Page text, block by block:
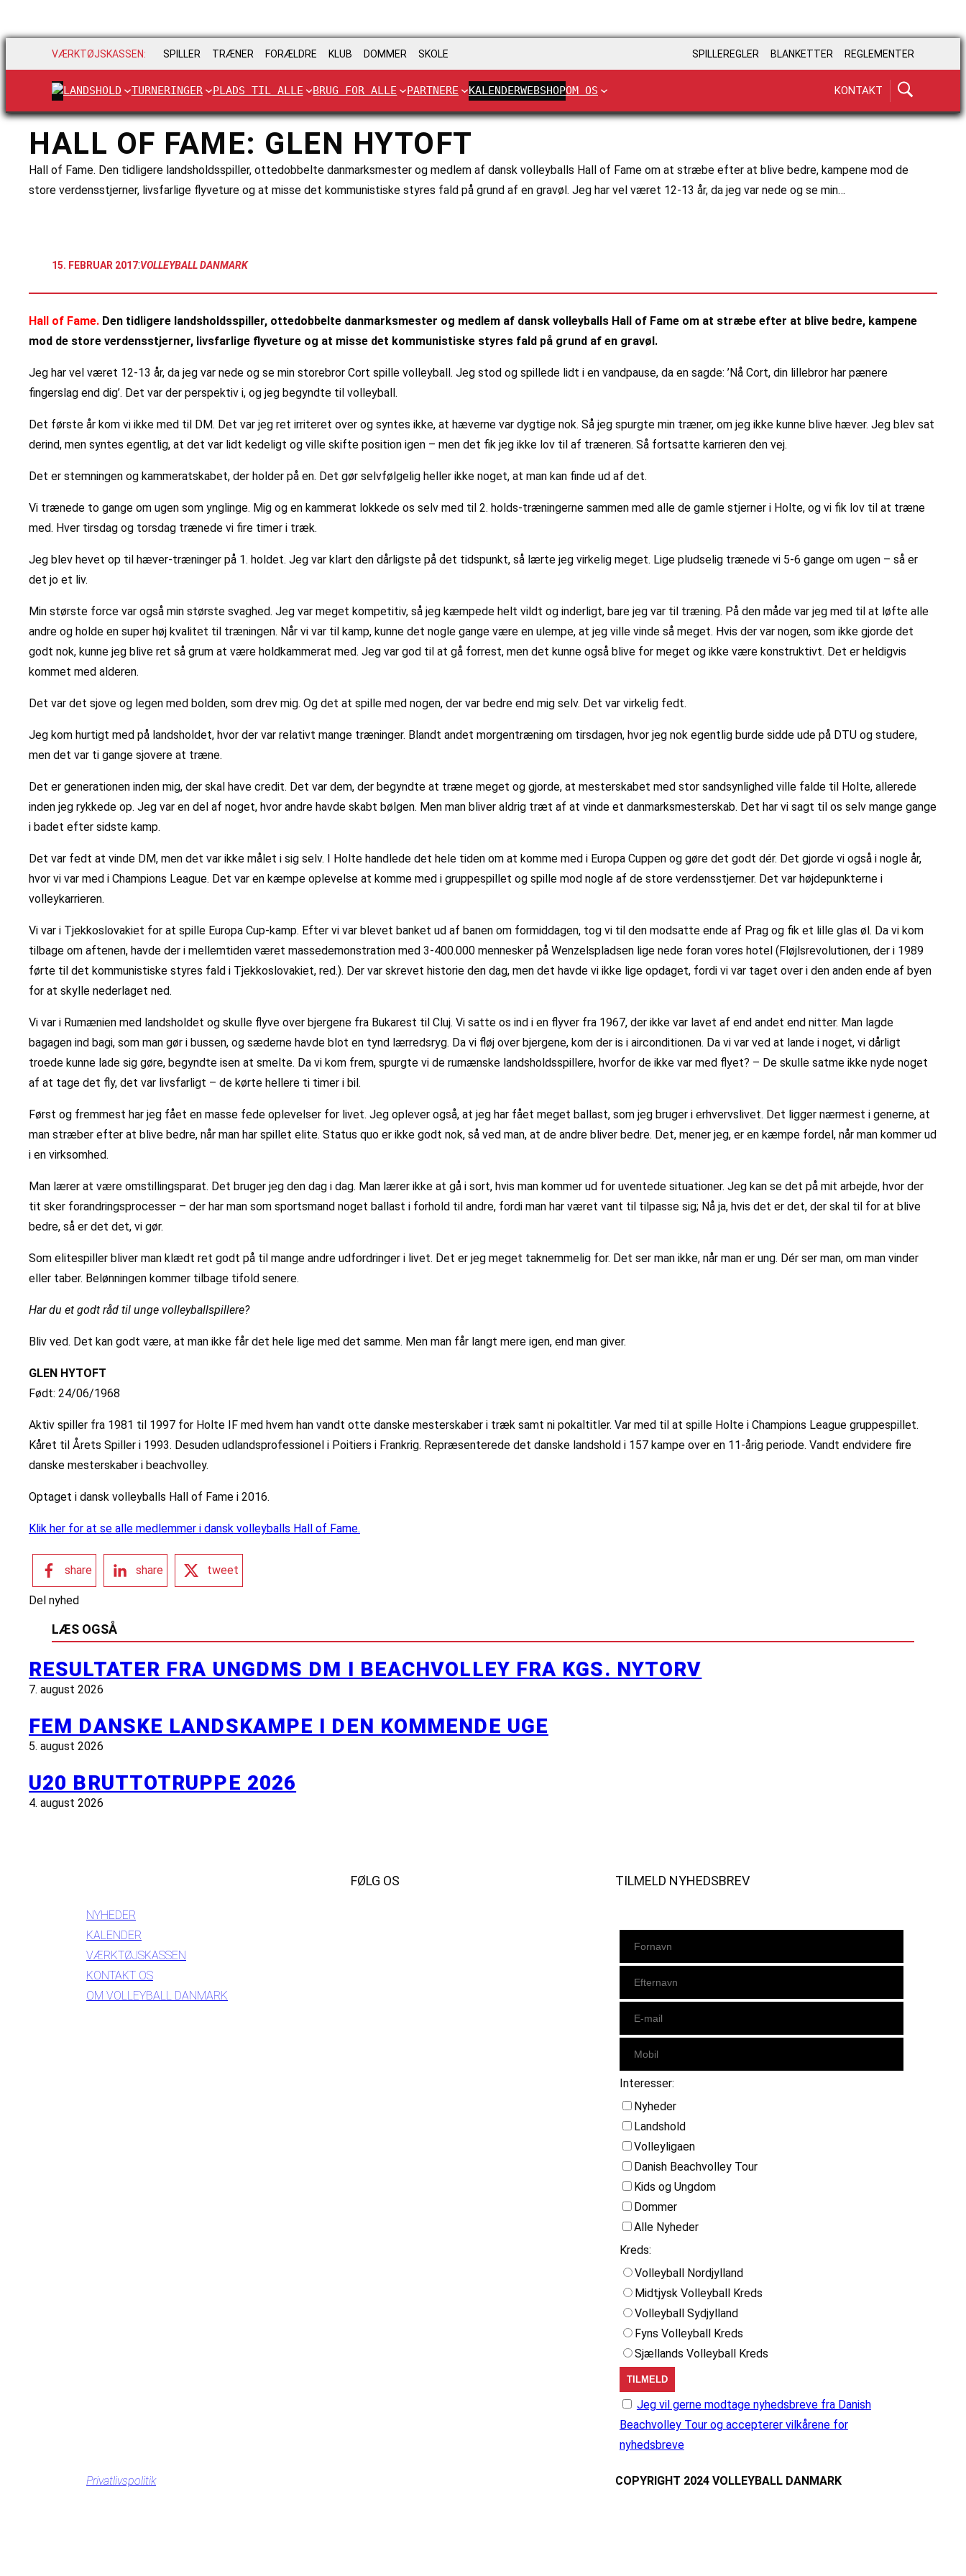
VÆRKTØJSKASSEN: SPILLER TRÆNER FORÆLDRE KLUB DOMMER SKOLE SPILLEREGLER BLANKETTER REGLEMENTER
LANDSHOLD TURNERINGER PLADS TIL ALLE BRUG FOR ALLE PARTNERE KALENDERWEBSHOPOM OS KONTAKT
HALL OF FAME: GLEN HYTOFT
Hall of Fame. Den tidligere landsholdsspiller, ottedobbelte danmarksmester og medlem af dansk volleyballs Hall of Fame om at stræbe efter at blive bedre, kampene mod de
store verdensstjerner, livsfarlige flyveture og at misse det kommunistiske styres fald på grund af en gravøl. Jeg har vel været 12-13 år, da jeg var nede og se min…
15. FEBRUAR 2017:VOLLEYBALL DANMARK
Hall of Fame. Den tidligere landsholdsspiller, ottedobbelte danmarksmester og medlem af dansk volleyballs Hall of Fame om at stræbe efter at blive bedre, kampene
mod de store verdensstjerner, livsfarlige flyveture og at misse det kommunistiske styres fald på grund af en gravøl.
Jeg har vel været 12-13 år, da jeg var nede og se min storebror Cort spille volleyball. Jeg stod og spillede lidt i en vandpause, da en sagde: ’Nå Cort, din lillebror har pænere
fingerslag end dig’. Det var der perspektiv i, og jeg begyndte til volleyball.
Det første år kom vi ikke med til DM. Det var jeg ret irriteret over og syntes ikke, at hæverne var dygtige nok. Så jeg spurgte min træner, om jeg ikke kunne blive hæver. Jeg blev sat
derind, men syntes egentlig, at det var lidt kedeligt og ville skifte position igen – men det fik jeg ikke lov til af træneren. Så fortsatte karrieren den vej.
Det er stemningen og kammeratskabet, der holder på en. Det gør selvfølgelig heller ikke noget, at man kan finde ud af det.
Vi trænede to gange om ugen som ynglinge. Mig og en kammerat lokkede os selv med til 2. holds-træningerne sammen med alle de gamle stjerner i Holte, og vi fik lov til at træne
med. Hver tirsdag og torsdag trænede vi fire timer i træk.
Jeg blev hevet op til hæver-træninger på 1. holdet. Jeg var klart den dårligste på det tidspunkt, så lærte jeg virkelig meget. Lige pludselig trænede vi 5-6 gange om ugen – så er
det jo et liv.
Min største force var også min største svaghed. Jeg var meget kompetitiv, så jeg kæmpede helt vildt og inderligt, bare jeg var til træning. På den måde var jeg med til at løfte alle
andre og holde en super høj kvalitet til træningen. Når vi var til kamp, kunne det nogle gange være en ulempe, at jeg ville vinde så meget. Hvis der var nogen, som ikke gjorde det
godt nok, kunne jeg blive ret så grum at være holdkammerat med. Jeg var god til at gå forrest, men det kunne også blive for meget og ikke være konstruktivt. Det er heldigvis
kommet med alderen.
Det var det sjove og legen med bolden, som drev mig. Og det at spille med nogen, der var bedre end mig selv. Det var virkelig fedt.
Jeg kom hurtigt med på landsholdet, hvor der var relativt mange træninger. Blandt andet morgentræning om tirsdagen, hvor jeg nok egentlig burde sidde ude på DTU og studere,
men det var ti gange sjovere at træne.
Det er generationen inden mig, der skal have credit. Det var dem, der begyndte at træne meget og gjorde, at mesterskabet med stor sandsynlighed ville falde til Holte, allerede
inden jeg rykkede op. Jeg var en del af noget, hvor andre havde skabt bølgen. Men man bliver aldrig træt af at vinde et danmarksmesterskab. Det har vi sagt til os selv mange gange
i badet efter sidste kamp.
Det var fedt at vinde DM, men det var ikke målet i sig selv. I Holte handlede det hele tiden om at komme med i Europa Cuppen og gøre det godt dér. Det gjorde vi også i nogle år,
hvor vi var med i Champions League. Det var en kæmpe oplevelse at komme med i gruppespillet og spille mod nogle af de store verdensstjerner. Det var højdepunkterne i
volleykarrieren.
Vi var i Tjekkoslovakiet for at spille Europa Cup-kamp. Efter vi var blevet banket ud af banen om formiddagen, tog vi til den modsatte ende af Prag og fik et lille glas øl. Da vi kom
tilbage om aftenen, havde der i mellemtiden været massedemonstration med 3-400.000 mennesker på Wenzelspladsen lige nede foran vores hotel (Fløjlsrevolutionen, der i 1989
førte til det kommunistiske styres fald i Tjekkoslovakiet, red.). Der var skrevet historie den dag, men det havde vi ikke lige opdaget, fordi vi var taget over i den anden ende af byen
for at skylle nederlaget ned.
Vi var i Rumænien med landsholdet og skulle flyve over bjergene fra Bukarest til Cluj. Vi satte os ind i en flyver fra 1967, der ikke var lavet af end andet end nitter. Man lagde
bagagen ind bagi, som man gør i bussen, og sæderne havde blot en tynd lærredsryg. Da vi fløj over bjergene, kom der is i airconditionen. Da vi var ved at lande i noget, vi dårligt
troede kunne lade sig gøre, begyndte isen at smelte. Da vi kom frem, spurgte vi de rumænske landsholdsspillere, hvorfor de ikke var med flyet? – De skulle satme ikke nyde noget
af at tage det fly, det var livsfarligt – de kørte hellere ti timer i bil.
Først og fremmest har jeg fået en masse fede oplevelser for livet. Jeg oplever også, at jeg har fået meget ballast, som jeg bruger i erhvervslivet. Det ligger nærmest i generne, at
man stræber efter at blive bedre, når man har spillet elite. Status quo er ikke godt nok, så ved man, at de andre bliver bedre. Det, mener jeg, er en kæmpe fordel, når man kommer ud
i en virksomhed.
Man lærer at være omstillingsparat. Det bruger jeg den dag i dag. Man lærer ikke at gå i sort, hvis man kommer ud for uventede situationer. Jeg kan se det på mit arbejde, hvor der
tit sker forandringsprocesser – der har man som sportsmand noget ballast i forhold til andre, fordi man har været vant til tilpasse sig; Nå ja, hvis det er det, der skal til for at blive
bedre, så er det det, vi gør.
Som elitespiller bliver man klædt ret godt på til mange andre udfordringer i livet. Det er jeg meget taknemmelig for. Det ser man ikke, når man er ung. Dér ser man, om man vinder
eller taber. Belønningen kommer tilbage tifold senere.
Har du et godt råd til unge volleyballspillere?
Bliv ved. Det kan godt være, at man ikke får det hele lige med det samme. Men man får langt mere igen, end man giver.
GLEN HYTOFT
Født: 24/06/1968
Aktiv spiller fra 1981 til 1997 for Holte IF med hvem han vandt otte danske mesterskaber i træk samt ni pokaltitler. Var med til at spille Holte i Champions League gruppespillet.
Kåret til Årets Spiller i 1993. Desuden udlandsprofessionel i Poitiers i Frankrig. Repræsenterede det danske landshold i 157 kampe over en 11-årig periode. Vandt endvidere fire
danske mesterskaber i beachvolley.
Optaget i dansk volleyballs Hall of Fame i 2016.
Klik her for at se alle medlemmer i dansk volleyballs Hall of Fame.
share share tweet
Del nyhed
LÆS OGSÅ
RESULTATER FRA UNGDMS DM I BEACHVOLLEY FRA KGS. NYTORV
7. august 2026
FEM DANSKE LANDSKAMPE I DEN KOMMENDE UGE
5. august 2026
U20 BRUTTOTRUPPE 2026
4. august 2026
NYHEDER
KALENDER
VÆRKTØJSKASSEN
KONTAKT OS
OM VOLLEYBALL DANMARK
FØLG OS TILMELD NYHEDSBREV
Interesser:
Nyheder
Landshold
Volleyligaen
Danish Beachvolley Tour
Kids og Ungdom
Dommer
Alle Nyheder
Kreds:
Volleyball Nordjylland
Midtjysk Volleyball Kreds
Volleyball Sydjylland
Fyns Volleyball Kreds
Sjællands Volleyball Kreds
Jeg vil gerne modtage nyhedsbreve fra Danish
Beachvolley Tour og accepterer vilkårene for
nyhedsbreve
Privatlivspolitik COPYRIGHT 2024 VOLLEYBALL DANMARK